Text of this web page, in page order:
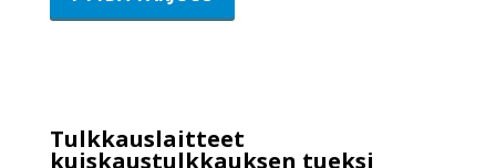
Tulkkauslaitteet
kuiskaustulkkauksen tueksi